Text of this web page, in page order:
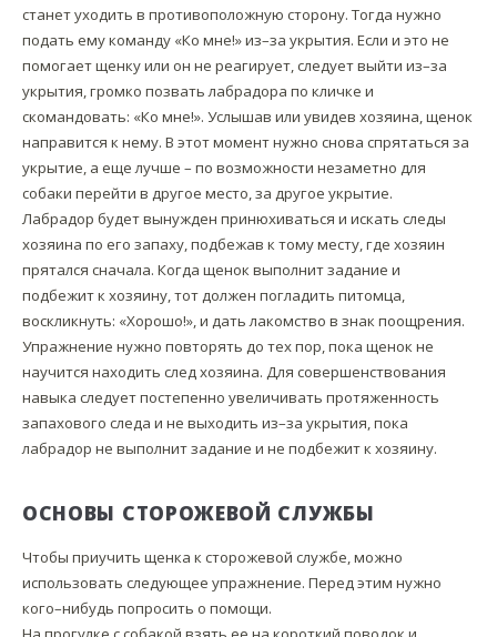
станет уходить в противоположную сторону. Тогда нужно
подать ему команду «Ко мне!» из–за укрытия. Если и это не
помогает щенку или он не реагирует, следует выйти из–за
укрытия, громко позвать лабрадора по кличке и
скомандовать: «Ко мне!». Услышав или увидев хозяина, щенок
направится к нему. В этот момент нужно снова спрятаться за
укрытие, а еще лучше – по возможности незаметно для
собаки перейти в другое место, за другое укрытие.
Лабрадор будет вынужден принюхиваться и искать следы
хозяина по его запаху, подбежав к тому месту, где хозяин
прятался сначала. Когда щенок выполнит задание и
подбежит к хозяину, тот должен погладить питомца,
воскликнуть: «Хорошо!», и дать лакомство в знак поощрения.
Упражнение нужно повторять до тех пор, пока щенок не
научится находить след хозяина. Для совершенствования
навыка следует постепенно увеличивать протяженность
запахового следа и не выходить из–за укрытия, пока
лабрадор не выполнит задание и не подбежит к хозяину.
ОСНОВЫ СТОРОЖЕВОЙ СЛУЖБЫ
Чтобы приучить щенка к сторожевой службе, можно
использовать следующее упражнение. Перед этим нужно
кого–нибудь попросить о помощи.